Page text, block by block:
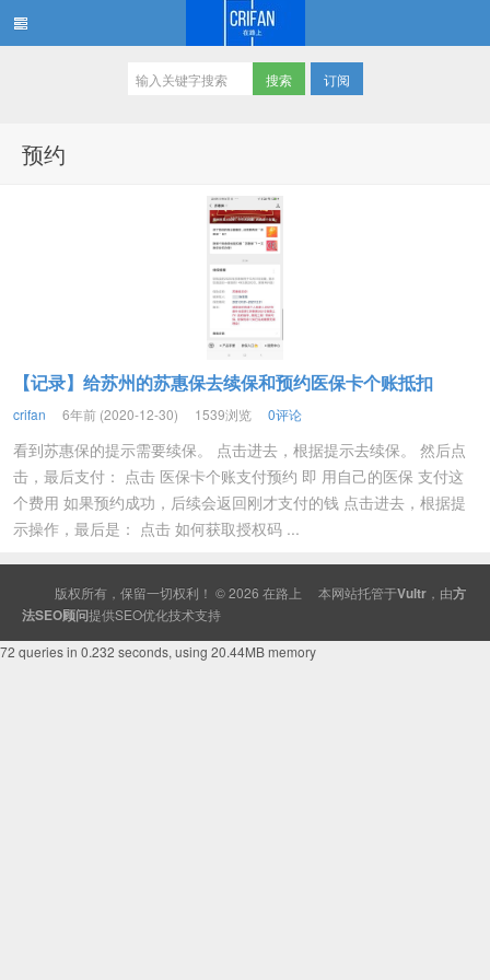
订阅
预约
【记录】给苏州的苏惠保去续保和预约医保卡个账抵扣
crifan 6年前 (2020-12-30) 1539浏览 0评论
看到苏惠保的提示需要续保。 点击进去，根据提示去续保。 然后点
击，最后支付： 点击 医保卡个账支付预约 即 用自己的医保 支付这
个费用 如果预约成功，后续会返回刚才支付的钱 点击进去，根据提
示操作，最后是： 点击 如何获取授权码 ...
版权所有，保留一切权利！ © 2026 在路上 本网站托管于Vultr ，由方
法SEO顾问提供SEO优化技术支持
72 queries in 0.232 seconds, using 20.44MB memory